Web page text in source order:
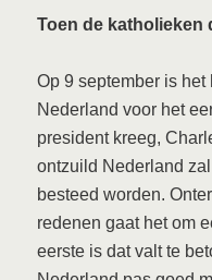
Toen de katholieken
Op 9 september is
Nederland voor het
president kreeg,
ontzuild Nederland
besteed worden.
redenen gaat het om
eerste is dat valt te